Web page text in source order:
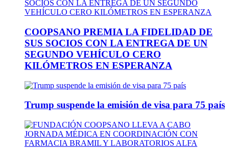
COOPSANO PREMIA LA FIDELIDAD DE
SUS SOCIOS CON LA ENTREGA DE UN
SEGUNDO VEHÍCULO CERO
KILÓMETROS EN ESPERANZA
Trump suspende la emisión de visa para 75 país